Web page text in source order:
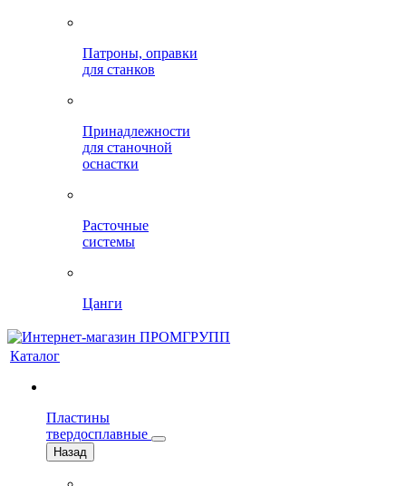
Патроны, оправки
для станков
Принадлежности
для станочной
оснастки
Расточные
системы
Цанги
Каталог
Пластины
твердосплавные
Назад